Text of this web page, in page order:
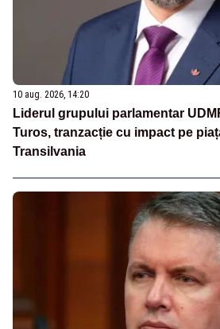
10 aug. 2026, 14:20
Liderul grupului parlamentar
Turos, tranzacție cu impact pe
Transilvania